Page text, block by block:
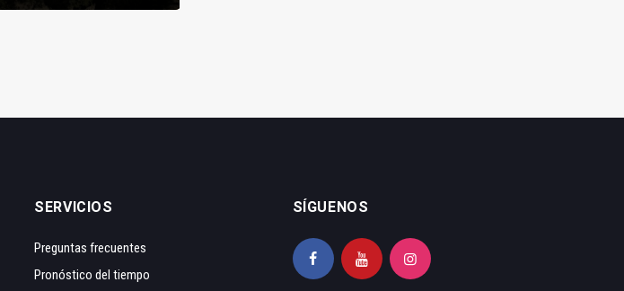
SERVICIOS
Preguntas frecuentes
Pronóstico del tiempo
SÍGUENOS